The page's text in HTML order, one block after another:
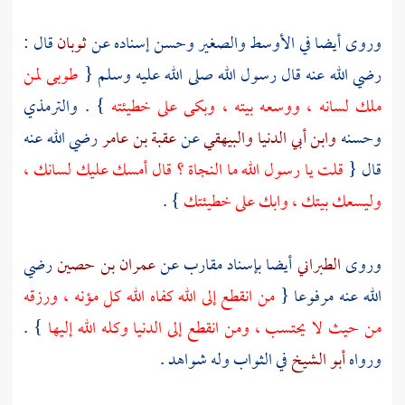
وروى أيضا في الأوسط والصغير وحسن إسناده عنثوبانقال :
رضي الله عنه قال رسول الله صلى الله عليه وسلم { طوبى لمن
ملك لسانه ، ووسعه بيته ، وبكى على خطيئته } . والترمذي
وحسنهوابن أبي الدنياوالبيهقيعنعقبة بن عامررضي الله عنه
قال { قلت يا رسول الله ما النجاة ؟ قال أمسك عليك لسانك ،
وليسعك بيتك ، وابك على خطيئتك} .
وروىالطبرانيأيضا بإسناد مقارب عنعمران بن حصينرضي
الله عنه مرفوعا { من انقطع إلى الله كفاه الله كل مؤنه ، ورزقه
من حيث لا يحتسب ، ومن انقطع إلى الدنيا وكله الله إليها } .
ورواهأبو الشيخفي الثواب وله شواهد .